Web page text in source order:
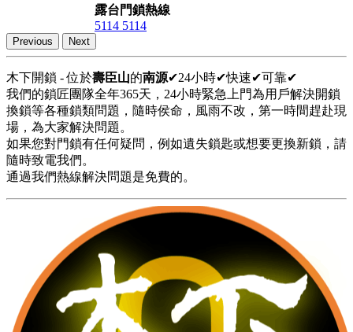
露台門鎖熱線
5114 5114
Previous Next
木下開鎖 - 位於壽臣山的南源✔24小時✔快速✔可靠✔
我們的鎖匠團隊全年365天，24小時緊急上門為用戶解決開鎖
換鎖等各種鎖類問題，隨時侯命，風雨不改，第一時間趕赴現
場，為大家解決問題。
如果您對門鎖有任何疑問，例如遺失鎖匙或想要更換新鎖，請
隨時致電我們。
通過我們熱線解決問題是免費的。